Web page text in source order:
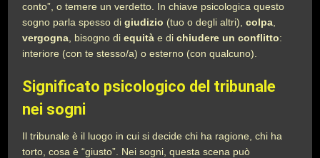
conto”, o temere un verdetto. In chiave psicologica questo
sogno parla spesso digiudizio (tuo o degli altri),colpa
vergogna , bisogno diequità e dichiudere un conflitto:
interiore (con te stesso/a) o esterno (con qualcuno).
Significato psicologico del tribunale
nei sogni
Il tribunale è il luogo in cui si decide chi ha ragione, chi ha
torto, cosa è “giusto”. Nei sogni, questa scena può